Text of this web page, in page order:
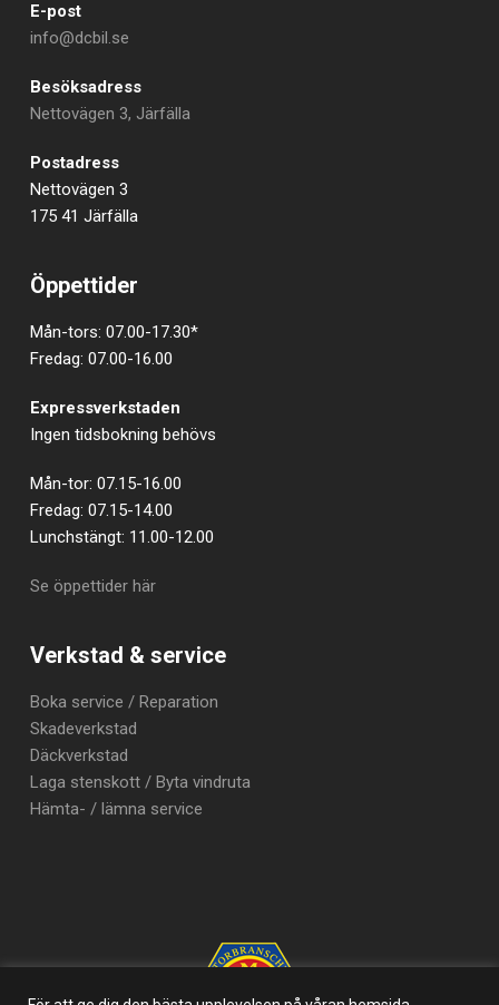
E-post
info@dcbil.se
Besöksadress
Nettovägen 3, Järfälla
Postadress
Nettovägen 3
175 41 Järfälla
Öppettider
Mån-tors: 07.00-17.30*
Fredag: 07.00-16.00
Expressverkstaden
Ingen tidsbokning behövs
Mån-tor: 07.15-16.00
Fredag: 07.15-14.00
Lunchstängt: 11.00-12.00
Se öppettider här
Verkstad & service
Boka service / Reparation
Skadeverkstad
Däckverkstad
Laga stenskott / Byta vindruta
Hämta- / lämna service